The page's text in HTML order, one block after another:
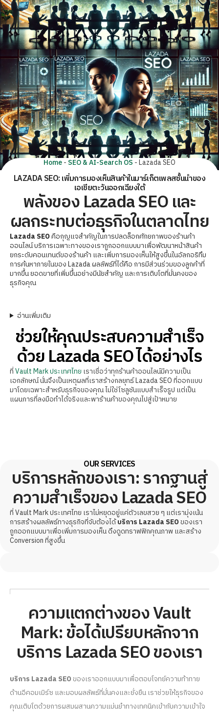
Home- SEO & AI-Search OS -Lazada SEO
LAZADA SEO: เพิ่มการมองเห็นสินค้าในมาร์เก็ตเพลสชั้นนำของ
เอเชียตะวันออกเฉียงใต้
พลังของ Lazada SEO และ
ผลกระทบต่อธุรกิจในตลาดไทย
Lazada SEOคือกุญแจสำคัญในการปลดล็อกศักยภาพของร้านค้า
ออนไลน์ บริการเฉพาะทางของเราถูกออกแบบมาเพื่อพัฒนาหน้าสินค้า
ยกระดับคอนเทนต์ของร้านค้า และเพิ่มการมองเห็นให้สูงขึ้นในอัลกอริทึม
การค้นหาภายในของ Lazada ผลลัพธ์ที่ได้คือ การมีส่วนร่วมของลูกค้าที่
มากขึ้น ยอดขายที่เพิ่มขึ้นอย่างมีนัยสำคัญ และการเติบโตที่มั่นคงของ
ธุรกิจคุณ
อ่านเพิ่มเติม
ช่วยให้คุณประสบความสำเร็จ
ด้วย Lazada SEO ได้อย่างไร
ที่Vault Mark ประเทศไทย เราเชื่อว่าทุกร้านค้าออนไลน์มีความเป็น
เอกลักษณ์ นั่นจึงเป็นเหตุผลที่เราสร้างกลยุทธ์ Lazada SEO ที่ออกแบบ
มาโดยเฉพาะสำหรับธุรกิจของคุณ ไม่ใช่โซลูชันแบบสำเร็จรูป แต่เป็น
แผนการที่ลงมือทำได้จริงและพาร้านค้าของคุณไปสู่เป้าหมาย
OUR SERVICES
บริการหลักของเรา: รากฐานสู่
ความสำเร็จของ Lazada SEO
ที่ Vault Mark ประเทศไทย เราไม่หยุดอยู่แค่ตัวเลขสวย ๆ แต่เรามุ่งเน้น
การสร้างผลลัพธ์ทางธุรกิจที่จับต้องได้บริการ Lazada SEOของเรา
ถูกออกแบบมาเพื่อเพิ่มการมองเห็น ดึงดูดทราฟฟิกคุณภาพ และสร้าง
Conversion ที่สูงขึ้น
ความแตกต่างของ Vault
Mark: ข้อได้เปรียบหลักจาก
บริการ Lazada SEO ของเรา
บริการ Lazada SEOของเราออกแบบมาเพื่อตอบโจทย์ความท้าทาย
ด้านอีคอมเมิร์ซ และมอบผลลัพธ์ที่มั่นคงและยั่งยืน เราช่วยให้ธุรกิจของ
คุณเติบโตด้วยการผสมผสานความแม่นยำทางเทคนิคเข้ากับความเข้าใจ